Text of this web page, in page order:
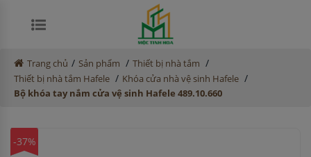
Trang chủ / Sản phẩm / Thiết bị nhà tắm /
Thiết bị nhà tắm Hafele / Khóa cửa nhà vệ sinh Hafele /
Bộ khóa tay nắm cửa vệ sinh Hafele 489.10.660
-37%